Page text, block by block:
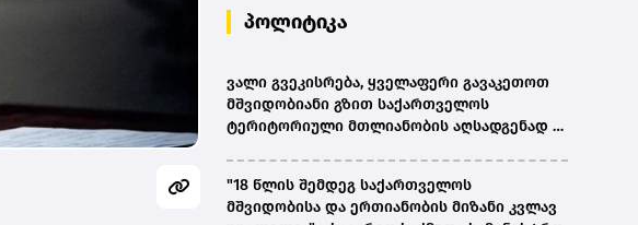
პოლიტიკა
ვალი გვეკისრება, ყველაფერი გავაკეთოთ
მშვიდობიანი გზით საქართველოს
ტერიტორიული მთლიანობის აღსადგენად -
"18 წლის შემდეგ საქართველოს
მშვიდობისა და ერთიანობის მიზანი კვლავ